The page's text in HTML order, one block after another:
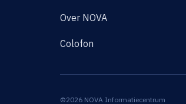
Over NOVA
Colofon
©2026 NOVA Informatiecentrum